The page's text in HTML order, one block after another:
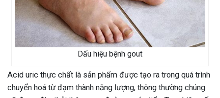
Dấu hiệu bệnh gout
Acid uric thực chất là sản phẩm được tạo ra trong quá trình
chuyển hoá từ đạm thành năng lượng, thông thường chúng